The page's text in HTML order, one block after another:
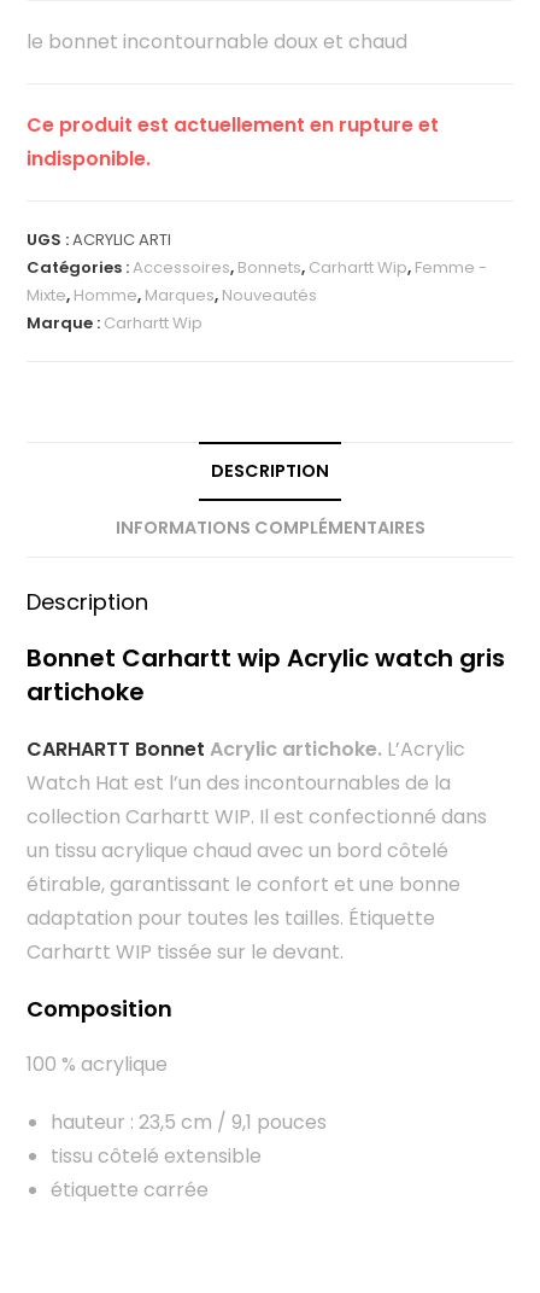
le bonnet incontournable doux et chaud
Ce produit est actuellement en rupture et
indisponible.
UGS :ACRYLIC ARTI
Catégories :Accessoires, Bonnets, Carhartt Wip, Femme -
Mixte, Homme, Marques, Nouveautés
Marque : Carhartt Wip
DESCRIPTION
INFORMATIONS COMPLÉMENTAIRES
Description
Bonnet Carhartt wip Acrylic watch gris
artichoke
CARHARTT Bonnet Acrylic artichoke. L’Acrylic
Watch Hat est l’un des incontournables de la
collection Carhartt WIP. Il est confectionné dans
un tissu acrylique chaud avec un bord côtelé
étirable, garantissant le confort et une bonne
adaptation pour toutes les tailles. Étiquette
Carhartt WIP tissée sur le devant.
Composition
100 % acrylique
hauteur : 23,5 cm / 9,1 pouces
tissu côtelé extensible
étiquette carrée